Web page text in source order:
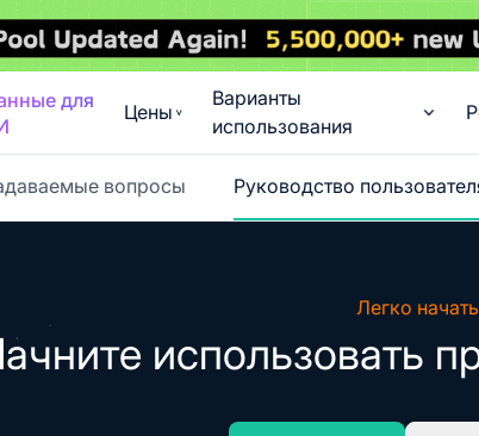
для
Цены
Варианты
использования
вопросы Руководство
Легко начать
использовать